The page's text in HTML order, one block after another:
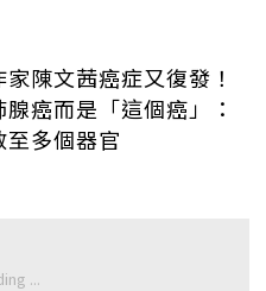
陳文茜癌症又復發！
癌而是「這個癌」：
至多個器官